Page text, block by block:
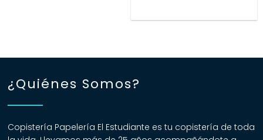
¿Quiénes Somos?
Copistería Papelería El Estudiante es tu copistería de toda